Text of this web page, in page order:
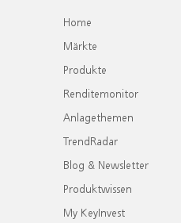
Home
Märkte
Produkte
Renditemonitor
Anlagethemen
TrendRadar
Blog & Newsletter
Produktwissen
My KeyInvest